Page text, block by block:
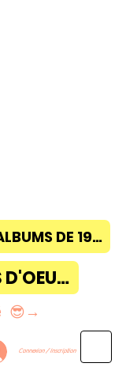
LES MEILLEURS ALBUMS DE 1968 à 2018
40 CHEFS D'OEUVRE
😎→
Connexion / Inscription